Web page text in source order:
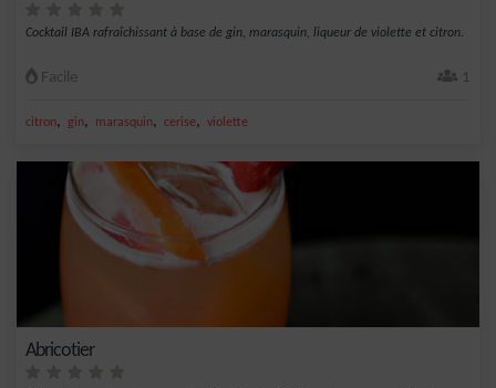
Cocktail IBA rafraîchissant à base de gin, marasquin, liqueur de violette et citron.
Facile 1
citron, gin, marasquin, cerise, violette
Abricotier